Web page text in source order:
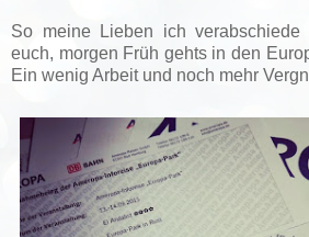
So meine Lieben ich
euch, morgen Früh gehts in den
Ein wenig Arbeit und noch mehr